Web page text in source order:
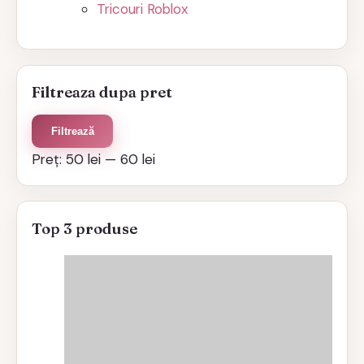
Tricouri Roblox
Filtreaza dupa pret
Preț
minim
Preț
maxim
Filtrează
Preț:50 lei —60 lei
Top 3 produse